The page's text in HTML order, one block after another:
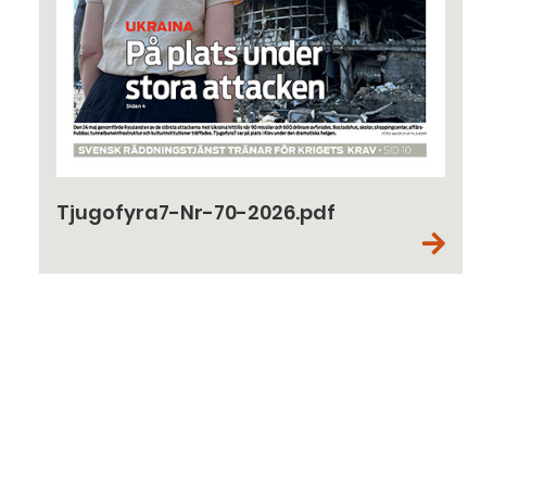
Tjugofyra7-Nr-70-2026.pdf